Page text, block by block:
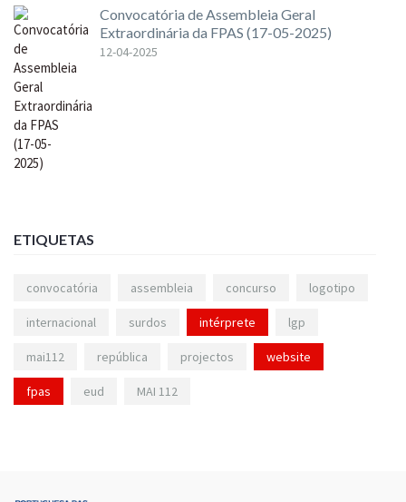
Convocatória de Assembleia Geral
Extraordinária da FPAS (17-05-2025)
12-04-2025
ETIQUETAS
convocatória assembleia concurso logotipo
internacional surdos intérprete lgp
mai112 república projectos website
fpas eud MAI 112